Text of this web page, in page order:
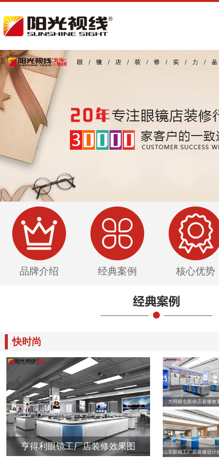
品牌介绍 经典案例 核心优势
快时尚
亨得利眼镜工厂店装修效果图
大明镜仓眼镜店装修效
山东眼镜工厂店装修设计